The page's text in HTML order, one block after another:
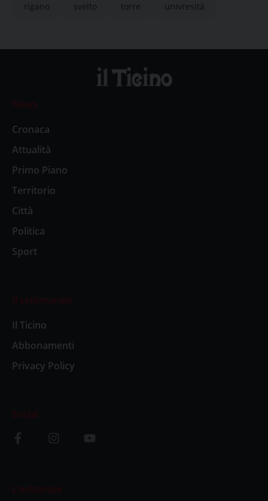
rigano svelto torre univresità
News
Cronaca
Attualità
Primo Piano
Territorio
Città
Politica
Sport
Il settimanale
Il Ticino
Abbonamenti
Privacy Policy
Social
L’editoriale